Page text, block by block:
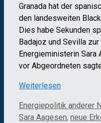
Granada hat der
den landesweiten
Dies habe Sekunden
Badajoz und Sevilla
Energieministerin Sara
vor Abgeordneten
Weiterlesen
Kategorien
Energiepolitik anderer
Sara Aagesen, neue